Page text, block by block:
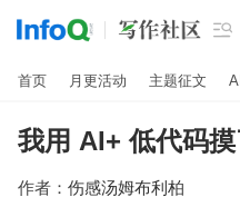

首页 月更活动 主题征文
我用 AI+ 低代码
作者： 伤感汤姆布利柏